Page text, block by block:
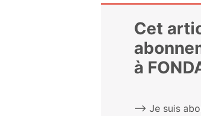
Cet
à
⟶ Je suis